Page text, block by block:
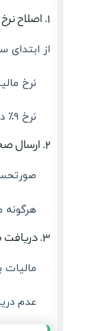
۱. اصلاح نرخ در صدور صورتحساب
از ابتدای سال
نرخ
نرخ ۹٪ دیگر معتبر نیست
۲. ارسال صحیح صورتحساب به سامانه مودیان
۳. دریافت مالیات از خریدار
مالیات
عدم